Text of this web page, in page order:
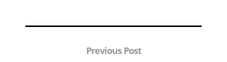
Previous Post